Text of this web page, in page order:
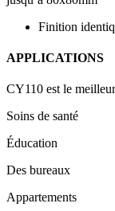
Finition
APPLICATIONS
CY110 est le
Soins de santé
Éducation
Des bureaux
Appartements